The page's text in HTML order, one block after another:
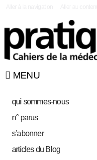
MENU
qui sommes-nous
n° parus
s’abonner
articles du Blog